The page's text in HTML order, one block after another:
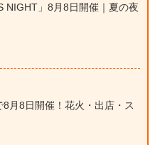
NIGHT」8月8日開催｜夏の夜
月8日開催！花火・出店・ス